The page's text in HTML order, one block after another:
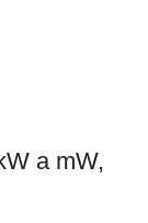
a mW,